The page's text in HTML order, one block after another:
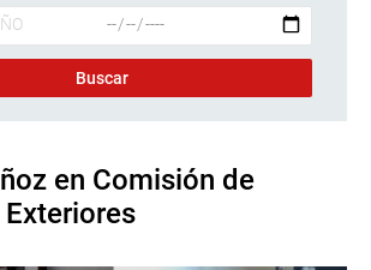
en Comisión de